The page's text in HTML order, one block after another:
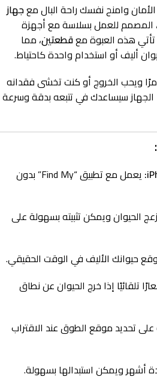
وامنح نفسك راحة البال معجهاز
، المصمم للعمل بسلاسة مع أجهزة
قطعتين، مما
أليف أو استخدام واحدة كاحتياط.
ويحب الخروج أو كنت تخشى فقدانه
سيساعدك في تتبعه بدقة وسرعة
يعمل مع تطبيق “Find My” بدون
الحيوان ويمكن تثبيته بسهولة على
حيوانك الأليف في الوقت الحقيقي.
تلقائيًا إذا خرج الحيوان عن نطاق
تحديد موقع الطوق عند الاقتراب
أشهر ويمكن استبدالها بسهولة.